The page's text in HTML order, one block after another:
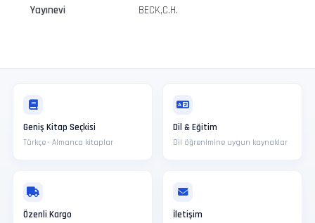
Yayınevi BECK,C.H.
Geniş Kitap Seçkisi
Türkçe · Almanca kitaplar
Dil & Eğitim
Dil öğrenimine uygun kaynaklar
Özenli Kargo İletişim